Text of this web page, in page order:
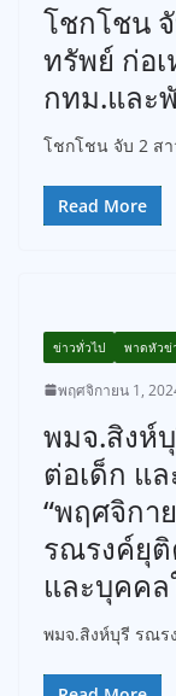
โชกโชน
ทรัพย์ ก่อ
กทม.และ
โชกโชน จับ 2 ส
Read More
ข่าวทั่วไป พาดหัวข่
พฤศจิกายน 1,
พมจ.สิงห์
ต่อเด็ก แ
“พฤศจิกา
รณรงค์ยุติ
และบุคค
พมจ.สิงห์บุรี รณร